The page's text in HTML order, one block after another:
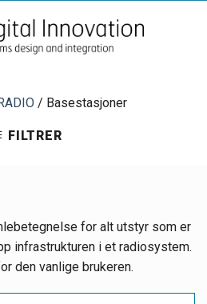
/ Basestasjoner
FILTRER
for alt utstyr som er
infrastrukturen i et radiosystem.
den vanlige brukeren.